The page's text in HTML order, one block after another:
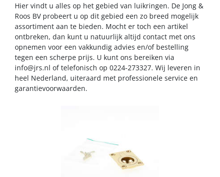
Hier vindt u alles op het gebied van luikringen. De Jong &
Roos BV probeert u op dit gebied een zo breed mogelijk
assortiment aan te bieden. Mocht er toch een artikel
ontbreken, dan kunt u natuurlijk altijd contact met ons
opnemen voor een vakkundig advies en/of bestelling
tegen een scherpe prijs. U kunt ons bereiken via
info@jrs.nl of telefonisch op 0224-273327. Wij leveren in
heel Nederland, uiteraard met professionele service en
garantievoorwaarden.